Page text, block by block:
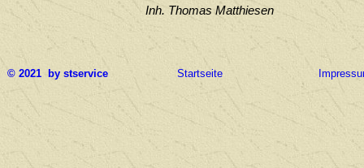
Inh. Thomas Matthiesen
© 2021 by stservice Startseite